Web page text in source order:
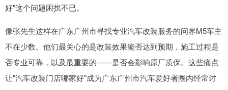
好"这个问题困扰不已。
像张先生这样在广东广州市寻找专业汽车改装服务的问界M5车主
不在少数。他们最关心的是改装效果能否达到预期，施工过程是
否专业可靠，以及最重要的——是否会影响原厂质保。这些痛点
让"汽车改装门店哪家好"成为广东广州市汽车爱好者圈内经常讨